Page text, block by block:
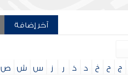
آخر إضافة
ج ح خ د ذ ر ز س ش ص